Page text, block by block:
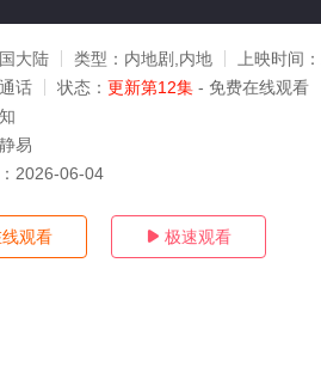
大陆 类型： 内地剧,内地 上映时间：
话 状态： 更新第12集 - 免费在线观看
易
2026-06-04
观看  极速观看